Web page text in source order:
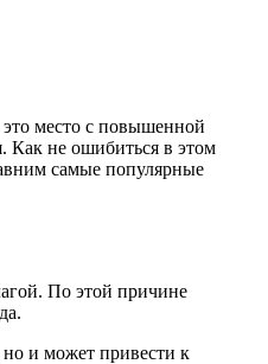
место с повышенной
Как не ошибиться в этом
самые популярные
По этой причине
но и может привести к